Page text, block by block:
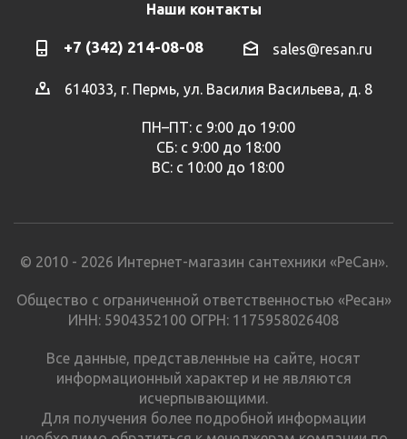
Наши контакты
+7 (342) 214-08-08 sales@resan.ru
614033, г. Пермь, ул. Василия Васильева, д. 8
ПН–ПТ: с 9:00 до 19:00
СБ: с 9:00 до 18:00
ВС: с 10:00 до 18:00
© 2010 - 2026 Интернет-магазин сантехники «РеСан».
Общество с ограниченной ответственностью «Ресан»
ИНН: 5904352100 ОГРН: 1175958026408
Все данные, представленные на сайте, носят
информационный характер и не являются
исчерпывающими.
Для получения более подробной информации